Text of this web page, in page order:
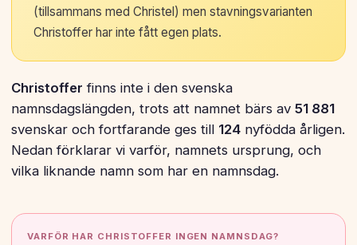
(tillsammans med Christel) men stavningsvarianten
Christoffer har inte fått egen plats.
Christoffer finns inte i den svenska
namnsdagslängden, trots att namnet bärs av 51 881
svenskar och fortfarande ges till 124 nyfödda årligen.
Nedan förklarar vi varför, namnets ursprung, och
vilka liknande namn som har en namnsdag.
VARFÖR HAR CHRISTOFFER INGEN NAMNSDAG?